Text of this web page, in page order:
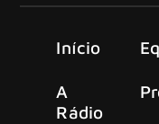
Início
A
Rádio